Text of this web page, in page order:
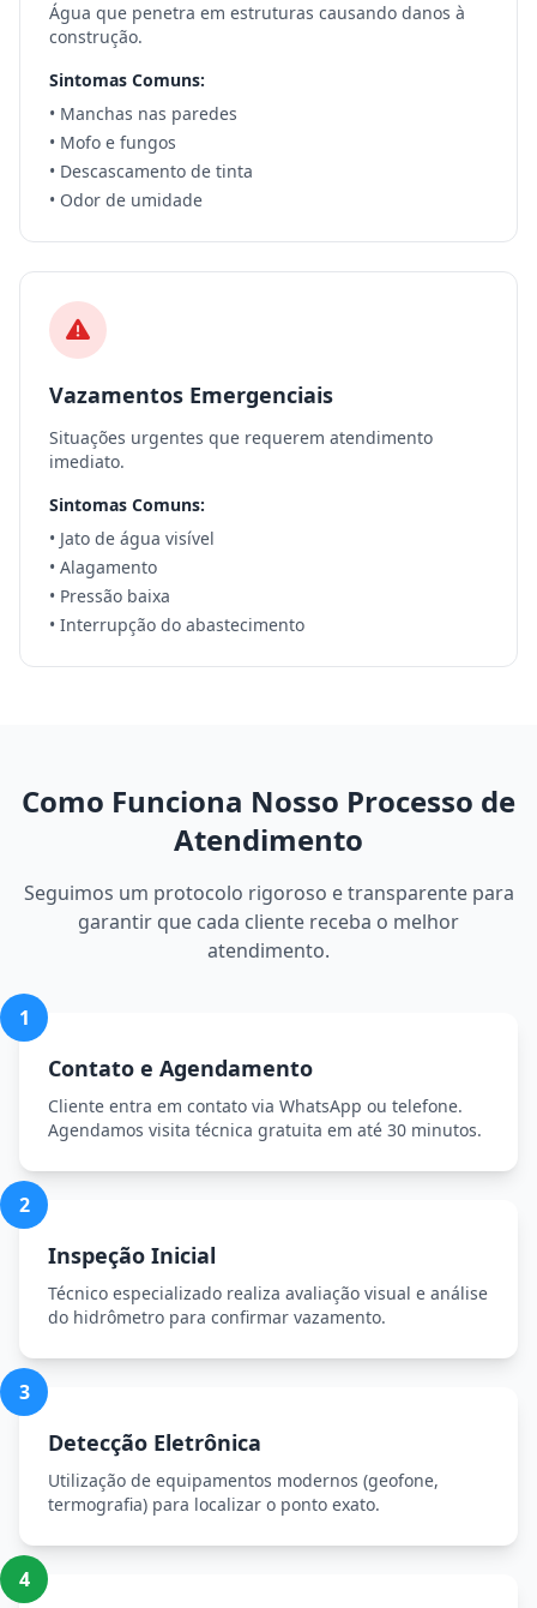
Água que penetra em estruturas causando danos à
construção.
Sintomas Comuns:
• Manchas nas paredes
• Mofo e fungos
• Descascamento de tinta
• Odor de umidade
Vazamentos Emergenciais
Situações urgentes que requerem atendimento
imediato.
Sintomas Comuns:
• Jato de água visível
• Alagamento
• Pressão baixa
• Interrupção do abastecimento
Como Funciona Nosso Processo de
Atendimento
Seguimos um protocolo rigoroso e transparente para
garantir que cada cliente receba o melhor
atendimento.
1
Contato e Agendamento
Cliente entra em contato via WhatsApp ou telefone.
Agendamos visita técnica gratuita em até 30 minutos.
2
Inspeção Inicial
Técnico especializado realiza avaliação visual e análise
do hidrômetro para confirmar vazamento.
3
Detecção Eletrônica
Utilização de equipamentos modernos (geofone,
termografia) para localizar o ponto exato.
4